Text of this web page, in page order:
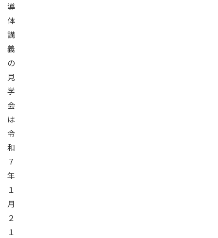
導
体
講
義
の
見
学
会
は
令
和
７
年
１
月
２
１